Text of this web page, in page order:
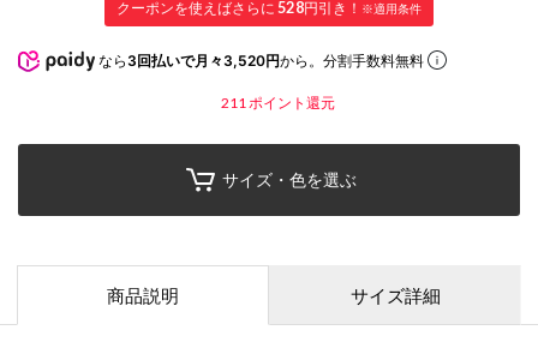
クーポンを使えばさらに528円引き！ ※適用条件
なら 3回払いで月々3,520円から。分割手数料無料
211 ポイント還元
サイズ・色を選ぶ
商品説明 サイズ詳細